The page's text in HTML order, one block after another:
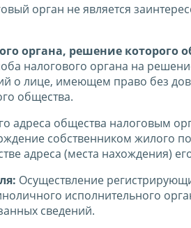
орган не является
органа, решение которого
налогового органа на
о лице, имеющем право без
общества.
адреса общества налоговым
собственником жилого
адреса (места нахождения)
Осуществление
исполнительного
сведений.